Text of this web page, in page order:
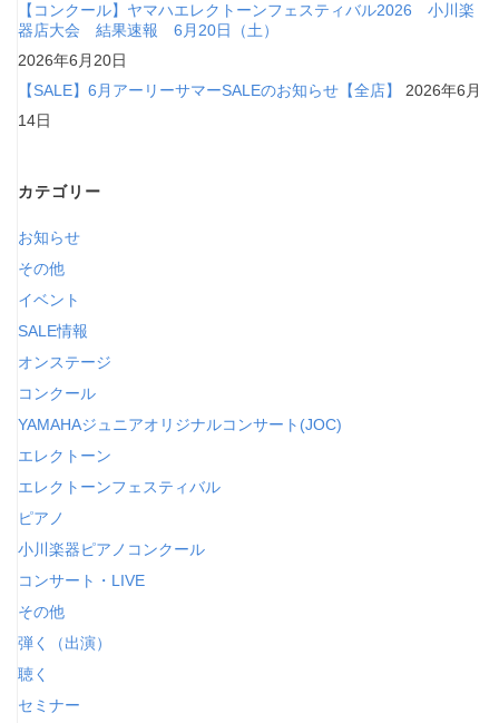
【コンクール】ヤマハエレクトーンフェスティバル2026 小川楽
器店大会 結果速報 6月20日（土）
2026年6月20日
【SALE】6月アーリーサマーSALEのお知らせ【全店】
2026年6月
14日
カテゴリー
お知らせ
その他
イベント
SALE情報
オンステージ
コンクール
YAMAHAジュニアオリジナルコンサート(JOC)
エレクトーン
エレクトーンフェスティバル
ピアノ
小川楽器ピアノコンクール
コンサート・LIVE
その他
弾く（出演）
聴く
セミナー